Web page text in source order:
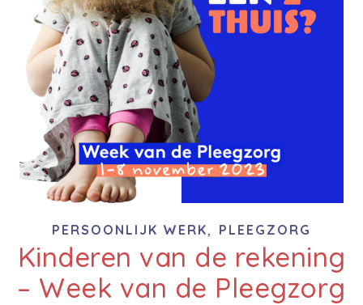
PERSOONLIJK WERK, PLEEGZORG
Kinderen van de rekening
– Week van de Pleegzorg